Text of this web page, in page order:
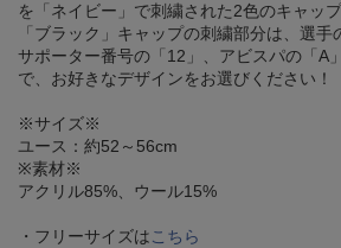
を「ネイビー」で刺繍された2色のキャップ
「ブラック」キャップの刺繍部分は、選手
サポーター番号の「12」、アビスパの「A
で、お好きなデザインをお選びください！
※サイズ※
ユース：約52～56cm
※素材※
アクリル85%、ウール15%
・フリーサイズは こちら